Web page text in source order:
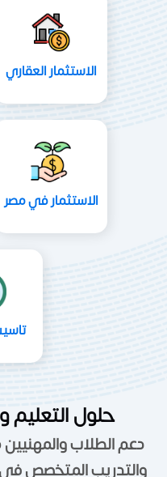
الاستثمار العقاري
الاستثمار في مصر
حلول التعليم
دعم الطلاب
والتدريب المتخصص في